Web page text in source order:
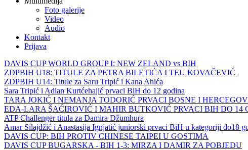
Foto galerije
Video
Audio
Kontakt
Prijava
DAVIS CUP WORLD GROUP I: NEW ZELAND vs BIH
ZDPBIH U18: TITULE ZA PETRA BILETIĆA I TEU KOVAČEVIĆ
ZDPBIH U14: Titule za Saru Tripić i Kana Ahića
Sara Tripić i Adian Kurtćehajić prvaci BiH do 12 godina
TARA JOKIĆ I NEMANJA TODORIĆ PRVACI BOSNE I
EDA-LARA ŠAĆIROVIĆ I MAHIR BUTKOVIĆ PRVACI BIH DO 14
ATP Challenger titula za Damira Džumhura
Amar Silajdžić i Anastasija Ignjatić juniorski prvaci BiH u kategoriji do18
DAVIS CUP: BIH PROTIV CHINESE TAIPEI U GOSTIMA
DAVIS CUP BUGARSKA - BIH 1-3: MIRZA I DAMIR ZA POBJEDU